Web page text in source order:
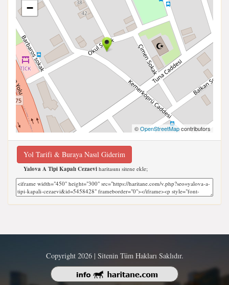
−
©OpenStreetMapcontributors
Yol Tarifi & Buraya Nasıl Giderim
Yalova A Tipi Kapalı Cezaevi haritasını sitene ekle;
Copyright 2026 | Sitenin Tüm Hakları Saklıdır.